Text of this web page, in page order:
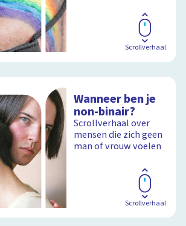
Scrollverhaal
Wanneer ben je
non-binair?
Scrollverhaal over
mensen die zich geen
man of vrouw voelen
Scrollverhaal